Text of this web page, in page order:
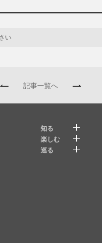
記事一覧へ
知る
楽しむ
巡る